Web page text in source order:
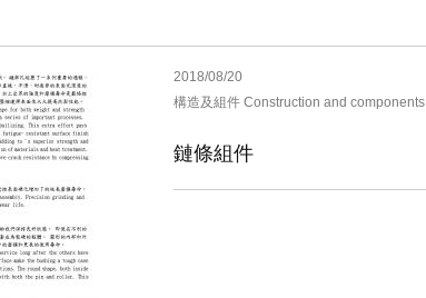
2018/08/20
構造及組件 Construction and components
鏈條組件